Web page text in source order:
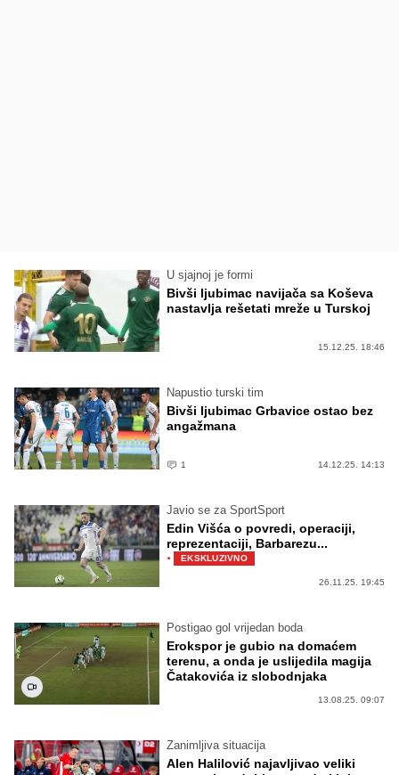
U sjajnoj je formi
Bivši ljubimac navijača sa Koševa
nastavlja rešetati mreže u Turskoj
15.12.25. 18:46
Napustio turski tim
Bivši ljubimac Grbavice ostao bez
angažmana
1 14.12.25. 14:13
Javio se za SportSport
Edin Višća o povredi, operaciji,
reprezentaciji, Barbarezu...
· EKSKLUZIVNO
26.11.25. 19:45
Postigao gol vrijedan boda
Erokspor je gubio na domaćem
terenu, a onda je uslijedila magija
Čatakovića iz slobodnjaka
13.08.25. 09:07
Zanimljiva situacija
Alen Halilović najavljivao veliki